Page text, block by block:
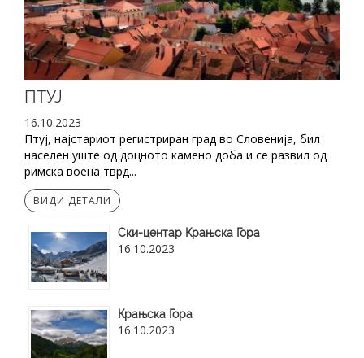
ПТУЈ
16.10.2023
Птуј, најстариот регистриран град во Словенија, бил
населен уште од доцното камено доба и се развил од
римска воена тврд...
ВИДИ ДЕТАЛИ
Ски-центар Крањска Гора
16.10.2023
Крањска Гора
16.10.2023